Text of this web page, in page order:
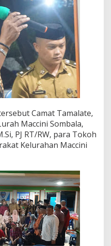
Camat Tamalate,
Maccini Sombala,
PJ RT/RW, para Tokoh
Kelurahan Maccini